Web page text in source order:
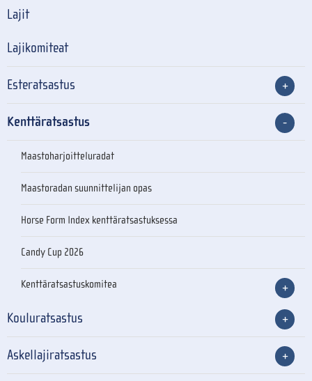
Lajit
Lajikomiteat
Esteratsastus
Kenttäratsastus
Maastoharjoitteluradat
Maastoradan suunnittelijan opas
Horse Form Index kenttäratsastuksessa
Candy Cup 2026
Kenttäratsastuskomitea
Kouluratsastus
Askellajiratsastus